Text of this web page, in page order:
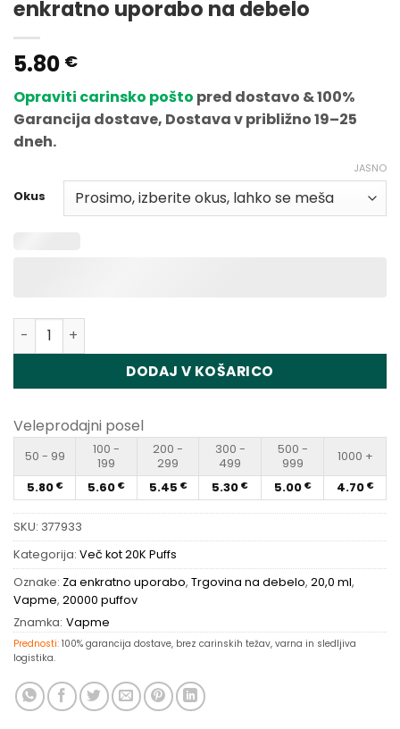
enkratno uporabo na debelo
5.80 €
Opraviti carinsko pošto pred dostavo & 100%
Garancija dostave, Dostava v približno 19–25
dneh.
Okus
JASNO
Količina Vapme Crystal 20000 Disposable Vape
DODAJ V KOŠARICO
Veleprodajni posel
50 - 99
100 -
199
200 -
299
300 -
499
500 -
999
1000 +
5.80 € 5.60 € 5.45 € 5.30 € 5.00 € 4.70 €
SKU: 377933
Kategorija: Več kot 20K Puffs
Oznake: Za enkratno uporabo, Trgovina na debelo, 20,0 ml,
Vapme, 20000 puffov
Znamka: Vapme
Prednosti: 100% garancija dostave, brez carinskih težav, varna in sledljiva
logistika.